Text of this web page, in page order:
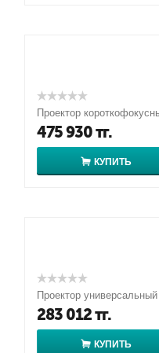
Проектор
475 930тг.
КУПИТЬ
Проектор
283 012тг.
КУПИТЬ